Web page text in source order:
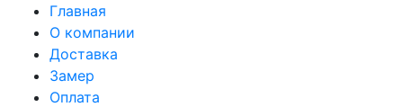
Главная
О компании
Доставка
Замер
Оплата